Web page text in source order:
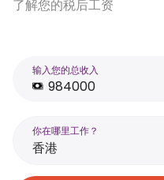
了解您的税后工资
输入您的总收入
你在哪里工作？
香港